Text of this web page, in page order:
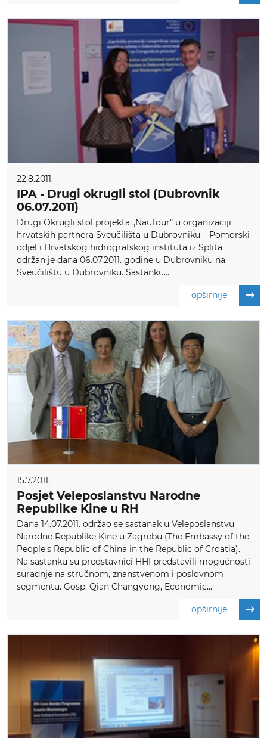
22.8.2011.
IPA - Drugi okrugli stol (Dubrovnik
06.07.2011)
Drugi Okrugli stol projekta „NauTour“ u organizaciji
hrvatskih partnera Sveučilišta u Dubrovniku – Pomorski
odjel i Hrvatskog hidrografskog instituta iz Splita
održan je dana 06.07.2011. godine u Dubrovniku na
Sveučilištu u Dubrovniku. Sastanku...
opširnije
15.7.2011.
Posjet Veleposlanstvu Narodne
Republike Kine u RH
Dana 14.07.2011. održao se sastanak u Veleposlanstvu
Narodne Republike Kine u Zagrebu (The Embassy of the
People's Republic of China in the Republic of Croatia).
Na sastanku su predstavnici HHI predstavili mogućnosti
suradnje na stručnom, znanstvenom i poslovnom
segmentu. Gosp. Qian Changyong, Economic...
opširnije